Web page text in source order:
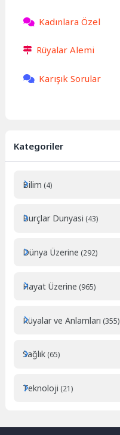
Kadınlara Özel
Rüyalar Alemi
Karışık Sorular
Kategoriler
Bilim (4)
Burçlar Dunyasi (43)
Dünya Üzerine (292)
Hayat Üzerine (965)
Rüyalar ve Anlamları (355)
Sağlık (65)
Teknoloji (21)